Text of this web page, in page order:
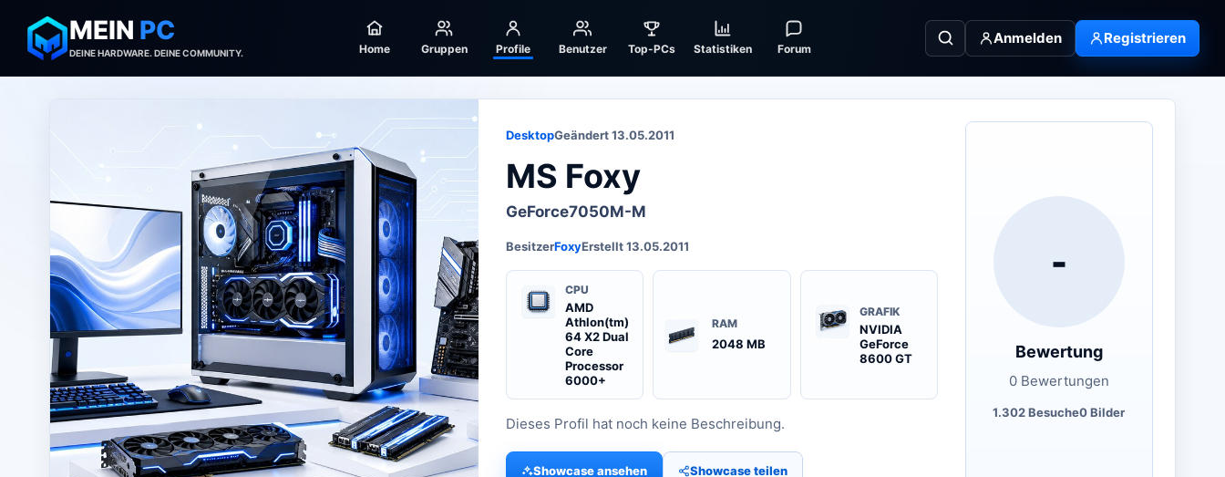
MEIN PC
DEINE HARDWARE. DEINE COMMUNITY. Home Gruppen Profile Benutzer Top-PCs Statistiken Forum
Anmelden Registrieren
DesktopGeändert 13.05.2011
MS Foxy
GeForce7050M-M
BesitzerFoxyErstellt 13.05.2011
CPU
AMD
Athlon(tm)
64 X2 Dual
Core
Processor
6000+
RAM
2048 MB
GRAFIK
NVIDIA
GeForce
8600 GT
Dieses Profil hat noch keine Beschreibung.
Showcase ansehen Showcase teilen
-
Bewertung
0 Bewertungen
1.302 Besuche0 Bilder